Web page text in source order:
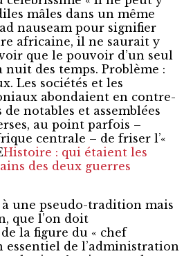
mâles dans un même
ad nauseampour signifier
africaine, il ne saurait y
que le pouvoir d’un seul
nuit des temps. Problème :
Les sociétés et les
abondaient en contre-
notables et assemblées
au point parfois –
centrale – de friser l’«
Histoire : qui étaient les
des deux guerres
à une pseudo-tradition mais
que l’on doit
la figure du « chef
essentiel de l’administration